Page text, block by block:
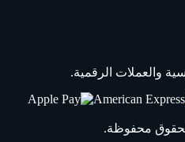
والعملات الرقمية.
محفوظة.